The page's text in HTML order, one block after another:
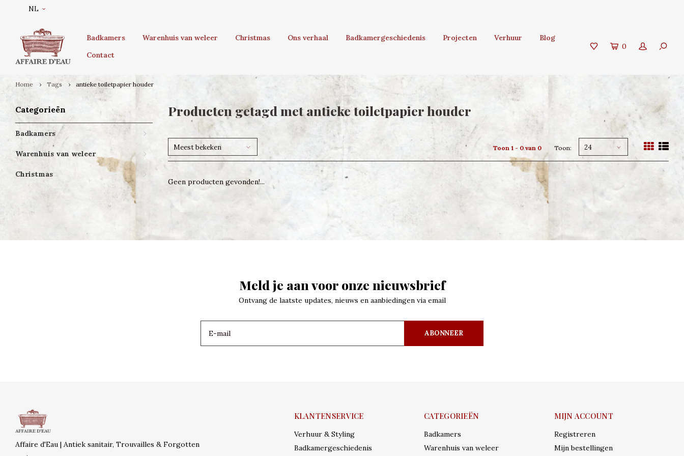
NL
Badkamers Warenhuis van weleer Christmas Ons verhaal Badkamergeschiedenis Projecten Verhuur
Blog
Contact
0
Home Tags antieke toiletpapier houder
Categorieën
Badkamers
Warenhuis van weleer
Christmas
Producten getagd met antieke toiletpapier houder
Meest bekeken Toon 1 - 0 van 0 Toon: 24
Geen producten gevonden!...
Meld je aan voor onze nieuwsbrief
Ontvang de laatste updates, nieuws en aanbiedingen via email
ABONNEER
Affaire d'Eau | Antiek sanitair, Trouvailles & Forgotten
KLANTENSERVICE
Verhuur & Styling
Badkamergeschiedenis
CATEGORIEËN
Badkamers
Warenhuis van weleer
MIJN ACCOUNT
Registreren
Mijn bestellingen